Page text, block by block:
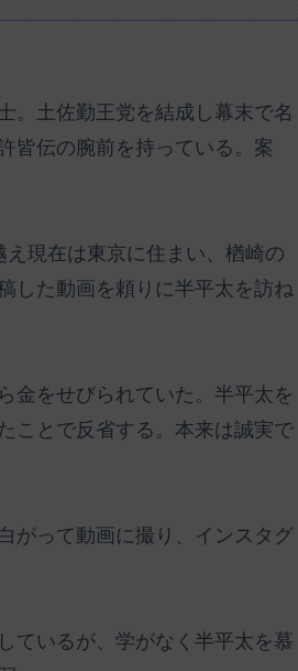
。土佐勤王党を結成し幕末で名
皆伝の腕前を持っている。案
現在は東京に住まい、楢崎の
した動画を頼りに半平太を訪ね
金をせびられていた。半平太を
ことで反省する。本来は誠実で
がって動画に撮り、インスタグ
ているが、学がなく半平太を慕